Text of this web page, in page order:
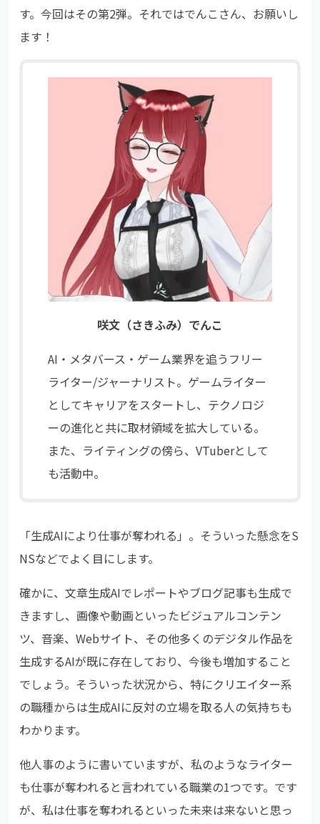
す。今回はその第2弾。 それではでんこさん、お願いし
ます！
咲文（さきふみ）でんこ
AI・メタバース・ゲーム業界を追うフリー
ライター/ジャーナリスト。ゲームライター
としてキャリアをスタートし、テクノロジ
ーの進化と共に取材領域を拡大している。
また、ライティングの傍ら、VTuberとして
も活動中。
「生成AIにより仕事が奪われる」。そういった懸念をS
NSなどでよく目にします。
確かに、文章生成AIでレポートやブログ記事も生成で
きますし、画像や動画といったビジュアルコンテン
ツ、音楽、Webサイト、その他多くのデジタル作品を
生成するAIが既に存在しており、今後も増加すること
でしょう。そういった状況から、特にクリエイター系
の職種からは生成AIに反対の立場を取る人の気持ちも
わかります。
他人事のように書いていますが、私のようなライター
も仕事が奪われると言われている職業の1つです。です
が、私は仕事を奪われるといった未来は来ないと思っ